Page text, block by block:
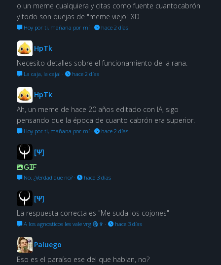
o un meme cualquiera y citas como fuente cuantocabrón
y todo son quejas de "meme viejo" XD
Hoy por ti, mañana por mí· hace 2 días
HpTk
Necesito detalles sobre el funcionamiento de la rana.
La caja, la caja! · hace 2 días
HpTk
Ah, un meme de hace 20 años editado con IA, sigo
pensando que la época de cuanto cabrón era superior.
Hoy por ti, mañana por mí· hace 2 días
[Ψ]
GIF
No. ¿Verdad que no?· hace 3 días
[Ψ]
La respuesta correcta es "Me suda los cojones"
A los agnosticos les vale vrg 🗿🍷 · hace 3 días
Paluego
Eso es el paraíso ese del que hablan, no?